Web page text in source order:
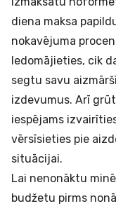
diena maksa
nokavējuma
Iedomājieties, cik
segtu savu
izdevumus. Arī
iespējams
vērsīsieties pie
situācijai.
Lai nenonāktu
budžetu pirms